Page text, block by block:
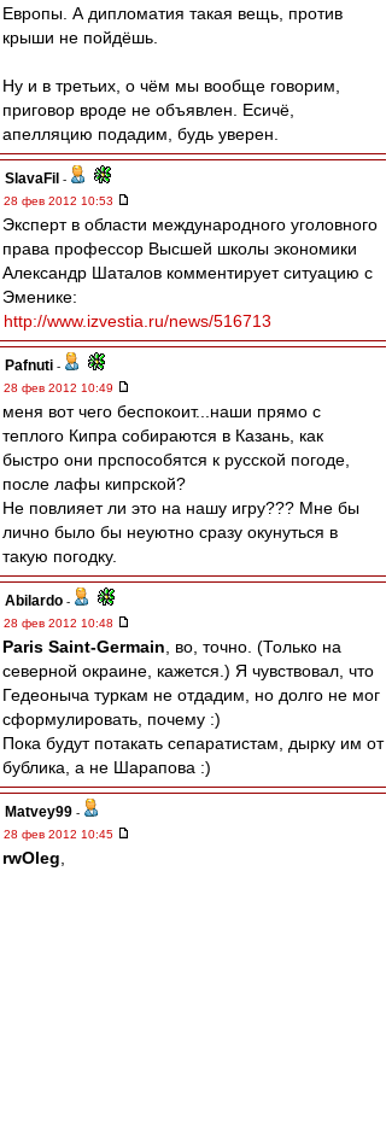
Европы. А дипломатия такая вещь, против
крыши не пойдёшь.
Ну и в третьих, о чём мы вообще говорим,
приговор вроде не объявлен. Есичё,
апелляцию подадим, будь уверен.
SlavaFil -
28 фев 2012 10:53
Эксперт в области международного уголовного
права профессор Высшей школы экономики
Александр Шаталов комментирует ситуацию с
Эменике:
http://www.izvestia.ru/news/516713
Pafnuti -
28 фев 2012 10:49
меня вот чего беспокоит...наши прямо с
теплого Кипра собираются в Казань, как
быстро они прспособятся к русской погоде,
после лафы кипрской?
Не повлияет ли это на нашу игру??? Мне бы
лично было бы неуютно сразу окунуться в
такую погодку.
Abilardo -
28 фев 2012 10:48
Paris Saint-Germain , во, точно. (Только на
северной окраине, кажется.) Я чувствовал, что
Гедеоныча туркам не отдадим, но долго не мог
сформулировать, почему :)
Пока будут потакать сепаратистам, дырку им от
бублика, а не Шарапова :)
Matvey99 -
28 фев 2012 10:45
rwOleg